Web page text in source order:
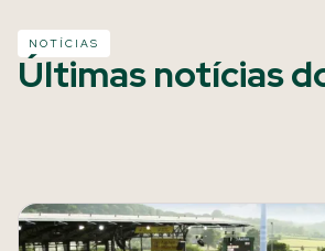
NOTÍCIAS
Últimas notícias